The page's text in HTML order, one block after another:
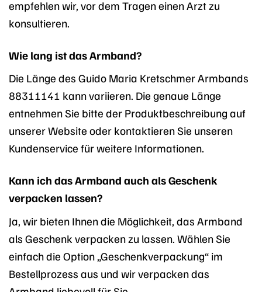
empfehlen wir, vor dem Tragen einen Arzt zu
konsultieren.
Wie lang ist das Armband?
Die Länge des Guido Maria Kretschmer Armbands
88311141 kann variieren. Die genaue Länge
entnehmen Sie bitte der Produktbeschreibung auf
unserer Website oder kontaktieren Sie unseren
Kundenservice für weitere Informationen.
Kann ich das Armband auch als Geschenk
verpacken lassen?
Ja, wir bieten Ihnen die Möglichkeit, das Armband
als Geschenk verpacken zu lassen. Wählen Sie
einfach die Option „Geschenkverpackung“ im
Bestellprozess aus und wir verpacken das